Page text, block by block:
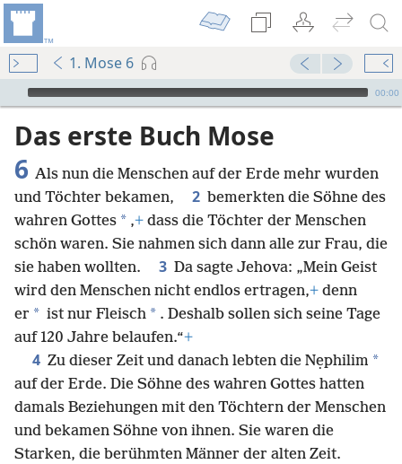
1. Mose 6
Audio Player
00:00
Das erste Buch Mose
6 Als nun die Menschen auf der Erde mehr wurden
und Töchter bekamen,
2 bemerkten die Söhne des
wahren Gottes * ,+ dass die Töchter der Menschen
schön waren. Sie nahmen sich dann alle zur Frau, die
sie haben wollten.
3 Da sagte Jehova: „Mein Geist
wird den Menschen nicht endlos ertragen,+ denn
er * ist nur Fleisch * . Deshalb sollen sich seine Tage
auf 120 Jahre belaufen.“+
4 Zu dieser Zeit und danach lebten die Nẹphilim *
auf der Erde. Die Söhne des wahren Gottes hatten
damals Beziehungen mit den Töchtern der Menschen
und bekamen Söhne von ihnen. Sie waren die
Starken, die berühmten Männer der alten Zeit.